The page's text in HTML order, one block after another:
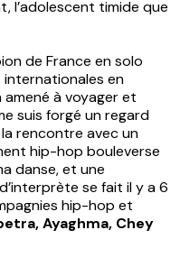
l’adolescent timide que
de France en solo
internationales en
à voyager et
suis forgé un regard
rencontre avec un
hip-hop bouleverse
danse, et une
se fait il y a 6
hip-hop et
Ayaghma, Chey